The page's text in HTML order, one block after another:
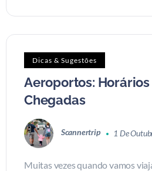
Dicas & Sugestões
Aeroportos:
Chegadas
Scannertrip 1 De
Muitas vezes quando vamos